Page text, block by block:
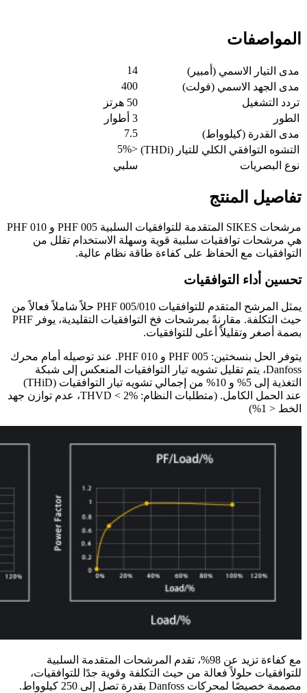
المواصفات
مدى التيار الاسمي (أمبير)
14
مدى الجهد الاسمي (فولت)
400
تردد التشغيل
50 هرتز
الطور
3 أطوار
مدى القدرة (كيلوواط)
7.5
التشوه التوافقي الكلي للتيار (THDi)
<5%
نوع البصريات
سلبي
تفاصيل المنتج
مرشحات SIKES المتقدمة للتوافقيات السلبية PHF 005 و PHF 010
هي مرشحات توافقيات سلبية قوية وسهلة الاستخدام تقلل من
التوافقيات مع الحفاظ على كفاءة طاقة نظام عالية.
تحسين أداء التوافقيات
يمثل المرشح المتقدم للتوافقيات PHF 005/010 حلاً شاملاً فعالاً من
حيث التكلفة. مقارنةً بمرشحات فخ التوافقيات التقليدية، يوفر PHF
بصمة أصغر وتقليلاً أعلى للتوافقيات.
يتوفر الحل بنسختين: PHF 005 و PHF 010. عند توصيله أمام محرك
Danfoss، يتم تقليل تشويه تيار التوافقيات المنعكس إلى شبكة
التغذية إلى 5% و 10% من إجمالي تشويه تيار التوافقيات (THiD)
عند الحمل الكامل. (متطلبات النظام: THVD < 2%، عدم توازن جهد
الخط < 1%)
مع كفاءة تزيد عن 98%، تقدم المرشحات المتقدمة السلبية
للتوافقيات حلولاً فعالة من حيث التكلفة وقوية جدًا للتوافقيات،
مصممة خصيصًا لمحركات Danfoss بقدرة تصل إلى 250 كيلوواط.